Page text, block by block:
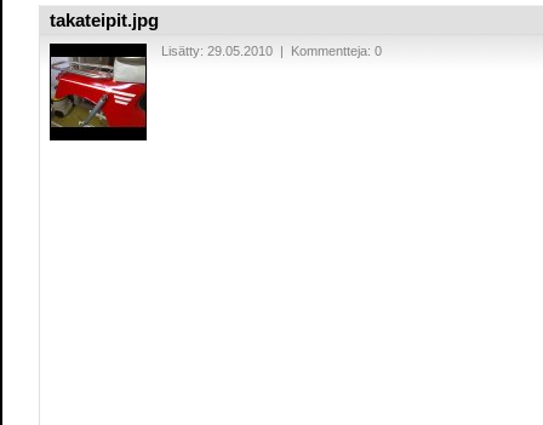
takateipit.jpg
Lisätty: 29.05.2010 | Kommentteja: 0